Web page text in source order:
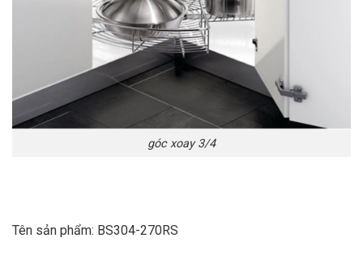
góc xoay 3/4
Tên sản phẩm: BS304-270RS